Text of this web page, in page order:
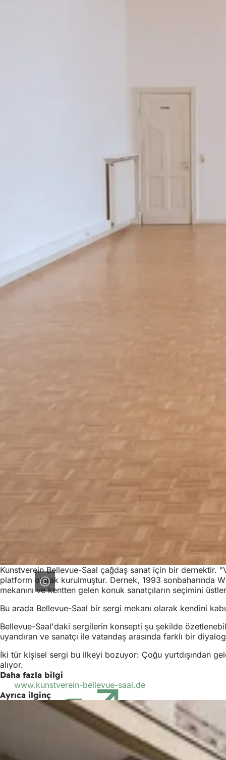
Kunstverein Bellevue-Saal çağdaş sanat için bir dernektir.
platform olarak kurulmuştur. Dernek, 1993 sonbaharında
mekanını ve kentten gelen konuk sanatçıların seçimini
Bu arada Bellevue-Saal bir sergi mekanı olarak kendini
Bellevue-Saal'daki sergilerin konsepti şu şekilde
uyandıran ve sanatçı ile vatandaş arasında farklı bir
İki tür kişisel sergi bu ilkeyi bozuyor: Çoğu yurtdışından
alıyor.
Daha fazla bilgi
www.kunstverein-bellevue-saal.de
sekmede
açılır)
Ayrıca ilginç